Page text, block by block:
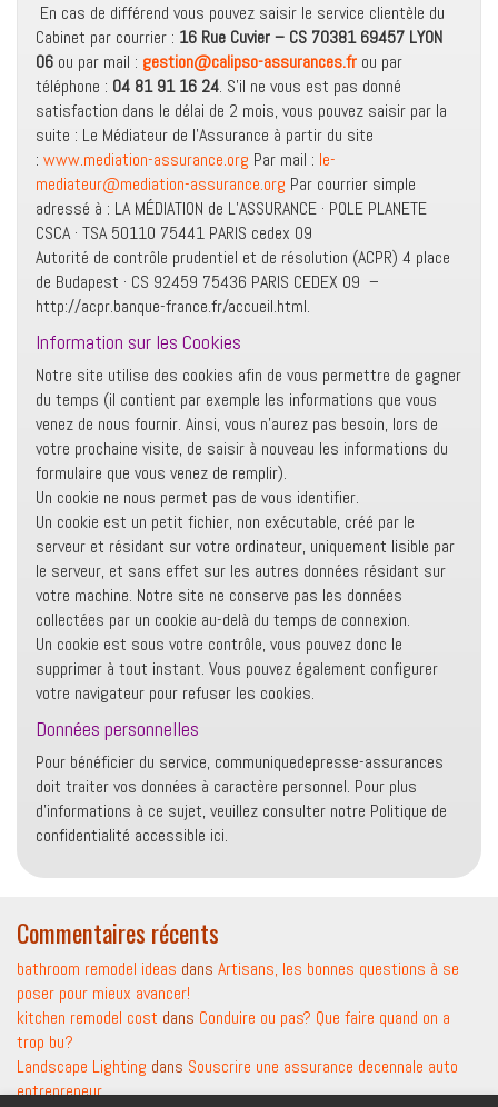
En cas de différend vous pouvez saisir le service clientèle du
Cabinet par courrier : 16 Rue Cuvier – CS 70381 69457 LYON
06 ou par mail : gestion@calipso-assurances.fr ou par
téléphone : 04 81 91 16 24. S’il ne vous est pas donné
satisfaction dans le délai de 2 mois, vous pouvez saisir par la
suite : Le Médiateur de l’Assurance à partir du site
: www.mediation-assurance.org Par mail : le-
mediateur@mediation-assurance.org Par courrier simple
adressé à : LA MÉDIATION de L’ASSURANCE · POLE PLANETE
CSCA · TSA 50110 75441 PARIS cedex 09
Autorité de contrôle prudentiel et de résolution (ACPR) 4 place
de Budapest · CS 92459 75436 PARIS CEDEX 09 –
http://acpr.banque-france.fr/accueil.html.
Information sur les Cookies
Notre site utilise des cookies afin de vous permettre de gagner
du temps (il contient par exemple les informations que vous
venez de nous fournir. Ainsi, vous n’aurez pas besoin, lors de
votre prochaine visite, de saisir à nouveau les informations du
formulaire que vous venez de remplir).
Un cookie ne nous permet pas de vous identifier.
Un cookie est un petit fichier, non exécutable, créé par le
serveur et résidant sur votre ordinateur, uniquement lisible par
le serveur, et sans effet sur les autres données résidant sur
votre machine. Notre site ne conserve pas les données
collectées par un cookie au-delà du temps de connexion.
Un cookie est sous votre contrôle, vous pouvez donc le
supprimer à tout instant. Vous pouvez également configurer
votre navigateur pour refuser les cookies.
Données personnelles
Pour bénéficier du service, communiquedepresse-assurances
doit traiter vos données à caractère personnel. Pour plus
d’informations à ce sujet, veuillez consulter notre Politique de
confidentialité accessible ici.
Commentaires récents
bathroom remodel ideas dans Artisans, les bonnes questions à se
poser pour mieux avancer!
kitchen remodel cost dans Conduire ou pas? Que faire quand on a
trop bu?
Landscape Lighting dans Souscrire une assurance decennale auto
entrepreneur